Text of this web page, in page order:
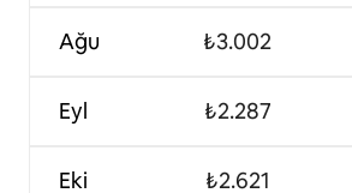
Ağu
Eyl
Eki
₺3.002
₺2.287
₺2.621